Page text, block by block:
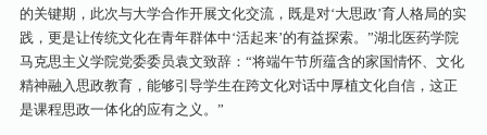
的关键期，此次与大学合作开展文化交流，既是对‘大思政’育人格局的实
践，更是让传统文化在青年群体中‘活起来’的有益探索。”湖北医药学院
马克思主义学院党委委员袁文致辞：“将端午节所蕴含的家国情怀、文化
精神融入思政教育，能够引导学生在跨文化对话中厚植文化自信，这正
是课程思政一体化的应有之义。”